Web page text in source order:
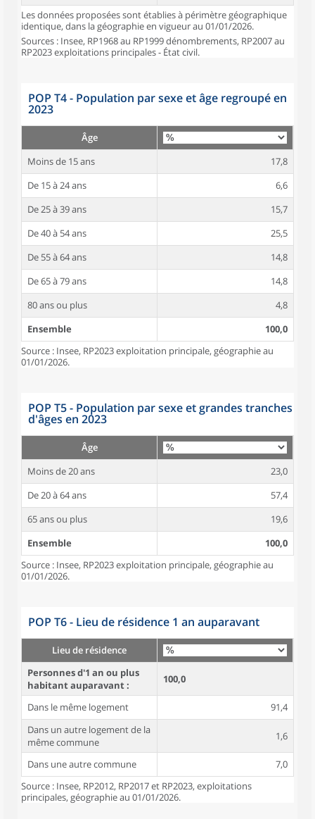
Les données proposées sont établies à périmètre géographique
identique, dans la géographie en vigueur au 01/01/2026.
Sources : Insee, RP1968 au RP1999 dénombrements, RP2007 au
RP2023 exploitations principales - État civil.
POP T4 - Population par sexe et âge regroupé en
2023
Âge
Moins de 15 ans
17,8
De 15 à 24 ans
6,6
De 25 à 39 ans
15,7
De 40 à 54 ans
25,5
De 55 à 64 ans
14,8
De 65 à 79 ans
14,8
80 ans ou plus
4,8
Ensemble
100,0
Source : Insee, RP2023 exploitation principale, géographie au
01/01/2026.
POP T5 - Population par sexe et grandes tranches
d'âges en 2023
Âge
Moins de 20 ans
23,0
De 20 à 64 ans
57,4
65 ans ou plus
19,6
Ensemble
100,0
Source : Insee, RP2023 exploitation principale, géographie au
01/01/2026.
POP T6 - Lieu de résidence 1 an auparavant
Lieu de résidence
Personnes d'1 an ou plus
habitant auparavant :
100,0
Dans le même logement
91,4
Dans un autre logement de la
même commune
1,6
Dans une autre commune
7,0
Source : Insee, RP2012, RP2017 et RP2023, exploitations
principales, géographie au 01/01/2026.